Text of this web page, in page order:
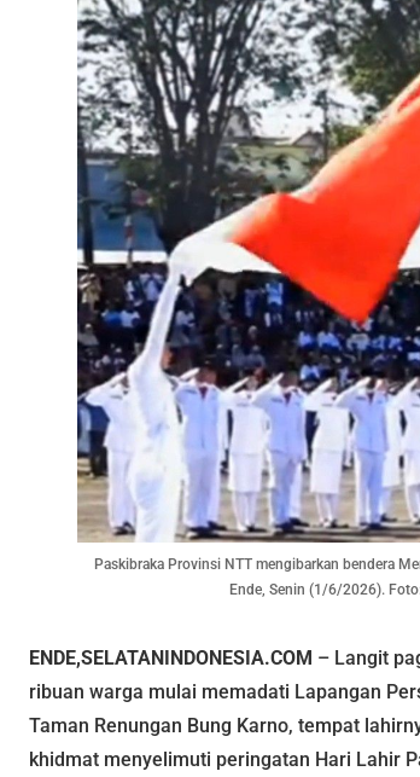
Paskibraka Provinsi NTT mengibarkan bendera
Ende, Senin (1/6/2026).
ENDE,SELATANINDONESIA.COM – Langit
ribuan warga mulai memadati Lapangan
Taman Renungan Bung Karno, tempat
khidmat menyelimuti peringatan Hari Lahir